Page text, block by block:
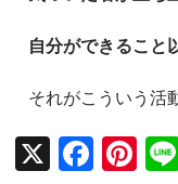
自分ができること
それがこういう活
X
F
Pi